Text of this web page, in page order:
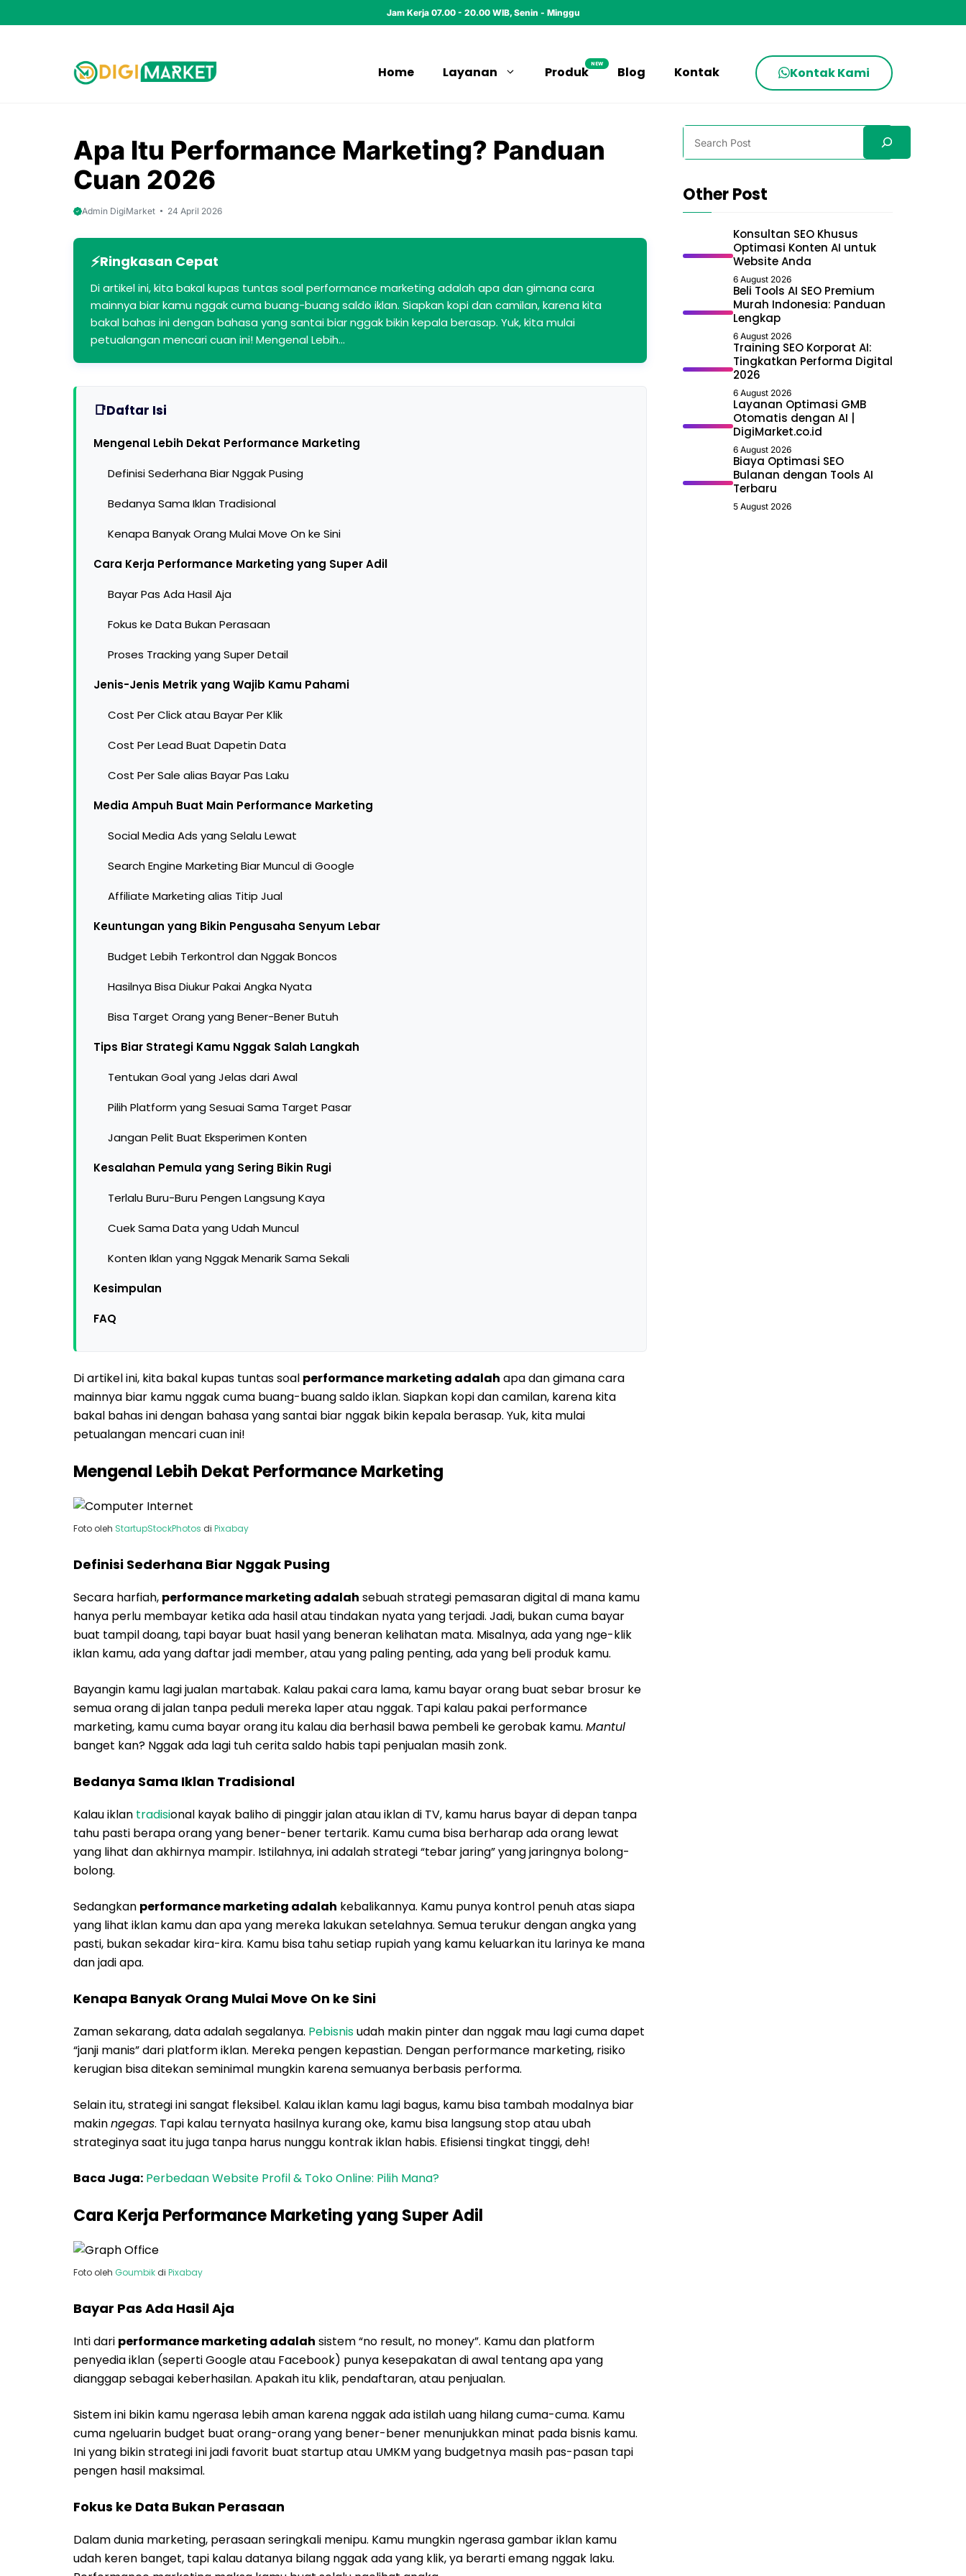
to
Jam Kerja 07.00 - 20.00 WIB, Senin - Minggu
Home Layanan Produk
NEW
Blog Kontak Kontak Kami
Apa Itu Performance Marketing? Panduan
Cuan 2026
Admin DigiMarket 24 April 2026
Ringkasan Cepat
Di artikel ini, kita bakal kupas tuntas soal performance marketing adalah apa dan gimana cara
mainnya biar kamu nggak cuma buang-buang saldo iklan. Siapkan kopi dan camilan, karena kita
bakal bahas ini dengan bahasa yang santai biar nggak bikin kepala berasap. Yuk, kita mulai
petualangan mencari cuan ini! Mengenal Lebih…
Daftar Isi
Mengenal Lebih Dekat Performance Marketing
Definisi Sederhana Biar Nggak Pusing
Bedanya Sama Iklan Tradisional
Kenapa Banyak Orang Mulai Move On ke Sini
Cara Kerja Performance Marketing yang Super Adil
Bayar Pas Ada Hasil Aja
Fokus ke Data Bukan Perasaan
Proses Tracking yang Super Detail
Jenis-Jenis Metrik yang Wajib Kamu Pahami
Cost Per Click atau Bayar Per Klik
Cost Per Lead Buat Dapetin Data
Cost Per Sale alias Bayar Pas Laku
Media Ampuh Buat Main Performance Marketing
Social Media Ads yang Selalu Lewat
Search Engine Marketing Biar Muncul di Google
Affiliate Marketing alias Titip Jual
Keuntungan yang Bikin Pengusaha Senyum Lebar
Budget Lebih Terkontrol dan Nggak Boncos
Hasilnya Bisa Diukur Pakai Angka Nyata
Bisa Target Orang yang Bener-Bener Butuh
Tips Biar Strategi Kamu Nggak Salah Langkah
Tentukan Goal yang Jelas dari Awal
Pilih Platform yang Sesuai Sama Target Pasar
Jangan Pelit Buat Eksperimen Konten
Kesalahan Pemula yang Sering Bikin Rugi
Terlalu Buru-Buru Pengen Langsung Kaya
Cuek Sama Data yang Udah Muncul
Konten Iklan yang Nggak Menarik Sama Sekali
Kesimpulan
FAQ
Di artikel ini, kita bakal kupas tuntas soal performance marketing adalah apa dan gimana cara
mainnya biar kamu nggak cuma buang-buang saldo iklan. Siapkan kopi dan camilan, karena kita
bakal bahas ini dengan bahasa yang santai biar nggak bikin kepala berasap. Yuk, kita mulai
petualangan mencari cuan ini!
Mengenal Lebih Dekat Performance Marketing
Foto oleh StartupStockPhotos di Pixabay
Definisi Sederhana Biar Nggak Pusing
Secara harfiah, performance marketing adalah sebuah strategi pemasaran digital di mana kamu
hanya perlu membayar ketika ada hasil atau tindakan nyata yang terjadi. Jadi, bukan cuma bayar
buat tampil doang, tapi bayar buat hasil yang beneran kelihatan mata. Misalnya, ada yang nge-klik
iklan kamu, ada yang daftar jadi member, atau yang paling penting, ada yang beli produk kamu.
Bayangin kamu lagi jualan martabak. Kalau pakai cara lama, kamu bayar orang buat sebar brosur ke
semua orang di jalan tanpa peduli mereka laper atau nggak. Tapi kalau pakai performance
marketing, kamu cuma bayar orang itu kalau dia berhasil bawa pembeli ke gerobak kamu. Mantul
banget kan? Nggak ada lagi tuh cerita saldo habis tapi penjualan masih zonk.
Bedanya Sama Iklan Tradisional
Kalau iklan tradisional kayak baliho di pinggir jalan atau iklan di TV, kamu harus bayar di depan tanpa
tahu pasti berapa orang yang bener-bener tertarik. Kamu cuma bisa berharap ada orang lewat
yang lihat dan akhirnya mampir. Istilahnya, ini adalah strategi “tebar jaring” yang jaringnya bolong-
bolong.
Sedangkan performance marketing adalah kebalikannya. Kamu punya kontrol penuh atas siapa
yang lihat iklan kamu dan apa yang mereka lakukan setelahnya. Semua terukur dengan angka yang
pasti, bukan sekadar kira-kira. Kamu bisa tahu setiap rupiah yang kamu keluarkan itu larinya ke mana
dan jadi apa.
Kenapa Banyak Orang Mulai Move On ke Sini
Zaman sekarang, data adalah segalanya. Pebisnisudah makin pinter dan nggak mau lagi cuma dapet
“janji manis” dari platform iklan. Mereka pengen kepastian. Dengan performance marketing, risiko
kerugian bisa ditekan seminimal mungkin karena semuanya berbasis performa.
Selain itu, strategi ini sangat fleksibel. Kalau iklan kamu lagi bagus, kamu bisa tambah modalnya biar
makinngegas. Tapi kalau ternyata hasilnya kurang oke, kamu bisa langsung stop atau ubah
strateginya saat itu juga tanpa harus nunggu kontrak iklan habis. Efisiensi tingkat tinggi, deh!
Baca Juga: Perbedaan Website Profil & Toko Online: Pilih Mana?
Cara Kerja Performance Marketing yang Super Adil
Foto oleh Goumbik di Pixabay
Bayar Pas Ada Hasil Aja
Inti dari performance marketing adalah sistem “no result, no money”. Kamu dan platform
penyedia iklan (seperti Google atau Facebook) punya kesepakatan di awal tentang apa yang
dianggap sebagai keberhasilan. Apakah itu klik, pendaftaran, atau penjualan.
Sistem ini bikin kamu ngerasa lebih aman karena nggak ada istilah uang hilang cuma-cuma. Kamu
cuma ngeluarin budget buat orang-orang yang bener-bener menunjukkan minat pada bisnis kamu.
Ini yang bikin strategi ini jadi favorit buat startup atau UMKM yang budgetnya masih pas-pasan tapi
pengen hasil maksimal.
Fokus ke Data Bukan Perasaan
Dalam dunia marketing, perasaan seringkali menipu. Kamu mungkin ngerasa gambar iklan kamu
udah keren banget, tapi kalau datanya bilang nggak ada yang klik, ya berarti emang nggak laku.
Search
Other Post
Konsultan SEO Khusus
Optimasi Konten AI untuk
Website Anda
6 August 2026
Beli Tools AI SEO Premium
Murah Indonesia: Panduan
Lengkap
6 August 2026
Training SEO Korporat AI:
Tingkatkan Performa Digital
2026
6 August 2026
Layanan Optimasi GMB
Otomatis dengan AI |
DigiMarket.co.id
6 August 2026
Biaya Optimasi SEO
Bulanan dengan Tools AI
Terbaru
5 August 2026